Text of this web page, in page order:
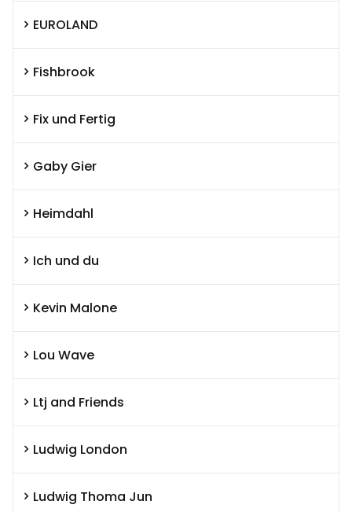
EUROLAND
Fishbrook
Fix und Fertig
Gaby Gier
Heimdahl
Ich und du
Kevin Malone
Lou Wave
Ltj and Friends
Ludwig London
Ludwig Thoma Jun